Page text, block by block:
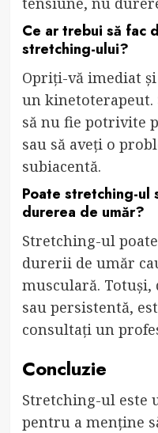
Ce ar trebui să fac
stretching-ului?
Opriți-vă imediat
un kinetoterapeut.
să nu fie potrivite
sau să aveți o
subiacentă.
Poate stretching-ul
durerea de umăr?
Stretching-ul
durerii de umăr
musculară. Totuși,
sau persistentă,
consultați un
Concluzie
Stretching-ul este
pentru a menține